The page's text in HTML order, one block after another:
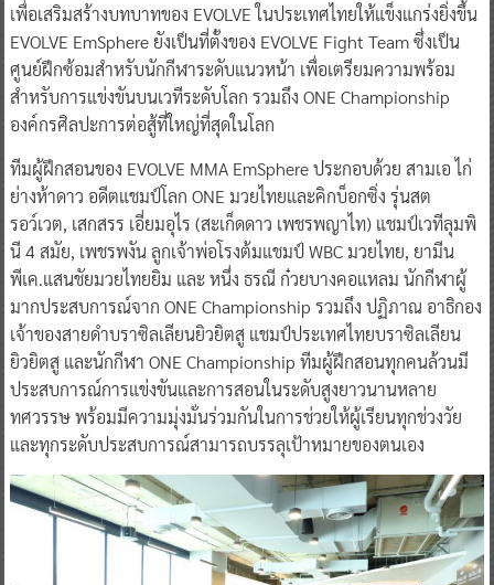
เพื่อเสริมสร้างบทบาทของ EVOLVE ในประเทศไทยให้แข็งแกร่งยิ่งขึ้น
EVOLVE EmSphere ยังเป็นที่ตั้งของ EVOLVE Fight Team ซึ่งเป็น
ศูนย์ฝึกซ้อมสำหรับนักกีฬาระดับแนวหน้า เพื่อเตรียมความพร้อม
สำหรับการแข่งขันบนเวทีระดับโลก รวมถึง ONE Championship
องค์กรศิลปะการต่อสู้ที่ใหญ่ที่สุดในโลก
ทีมผู้ฝึกสอนของ EVOLVE MMA EmSphere ประกอบด้วย สามเอ ไก่
ย่างห้าดาว อดีตแชมป์โลก ONE มวยไทยและคิกบ็อกซิ่ง รุ่นสต
รอว์เวต, เสกสรร เอี่ยมอุไร (สะเก็ดดาว เพชรพญาไท) แชมป์เวทีลุมพิ
นี 4 สมัย, เพชรพงัน ลูกเจ้าพ่อโรงต้มแชมป์ WBC มวยไทย, ยามีน
พีเค.แสนชัยมวยไทยยิม และ หนึ่ง ธรณี ก๋วยบางคอแหลม นักกีฬาผู้
มากประสบการณ์จาก ONE Championship รวมถึง ปฏิภาณ อาธิกอง
เจ้าของสายดำบราซิลเลียนยิวยิตสู แชมป์ประเทศไทยบราซิลเลียน
ยิวยิตสู และนักกีฬา ONE Championship ทีมผู้ฝึกสอนทุกคนล้วนมี
ประสบการณ์การแข่งขันและการสอนในระดับสูงยาวนานหลาย
ทศวรรษ พร้อมมีความมุ่งมั่นร่วมกันในการช่วยให้ผู้เรียนทุกช่วงวัย
และทุกระดับประสบการณ์สามารถบรรลุเป้าหมายของตนเอง